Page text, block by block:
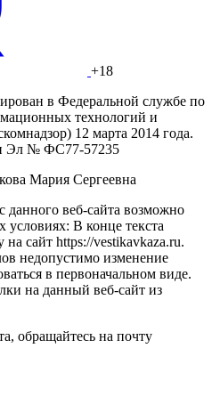
+18
в Федеральной службе по
технологий и
12 марта 2014 года.
Эл № ФС77-57235
Мария Сергеевна
веб-сайта возможно
В конце текста
сайт https://vestikavkaza.ru.
недопустимо изменение
в первоначальном виде.
на данный веб-сайт из
обращайтесь на почту